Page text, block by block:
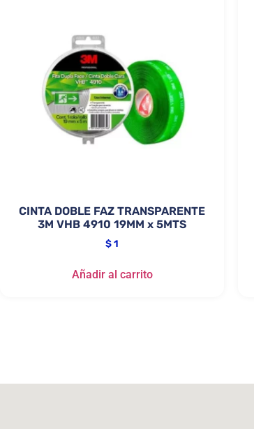
CINTA DOBLE FAZ TRANSPARENTE
3M VHB 4910 19MM x 5MTS
$1
Añadir al carrito